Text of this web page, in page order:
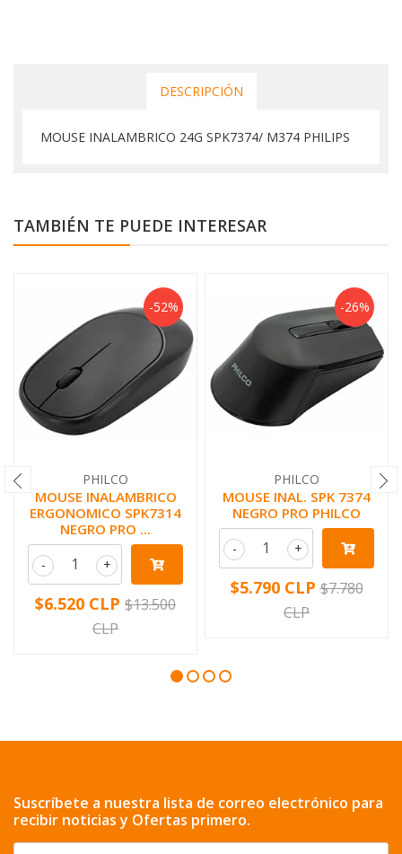
DESCRIPCIÓN
MOUSE INALAMBRICO 24G SPK7374/ M374 PHILIPS
TAMBIÉN TE PUEDE INTERESAR
-52%
PHILCO
MOUSE INALAMBRICO
ERGONOMICO SPK7314
NEGRO PRO ...
+
-
$6.520 CLP $13.500
CLP
-26%
PHILCO
MOUSE INAL. SPK 7374
NEGRO PRO PHILCO
+
-
$5.790 CLP $7.780
CLP
Suscríbete a nuestra lista de correo electrónico para
recibir noticias y Ofertas primero.